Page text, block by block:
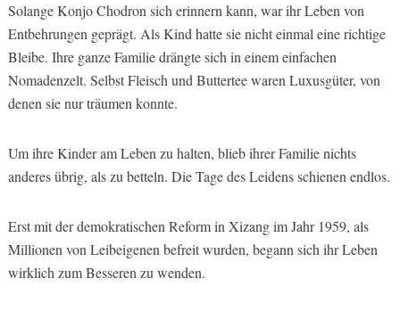
Solange Konjo Chodron sich erinnern kann, war ihr Leben von
Entbehrungen geprägt. Als Kind hatte sie nicht einmal eine richtige
Bleibe. Ihre ganze Familie drängte sich in einem einfachen
Nomadenzelt. Selbst Fleisch und Buttertee waren Luxusgüter, von
denen sie nur träumen konnte.
Um ihre Kinder am Leben zu halten, blieb ihrer Familie nichts
anderes übrig, als zu betteln. Die Tage des Leidens schienen endlos.
Erst mit der demokratischen Reform in Xizang im Jahr 1959, als
Millionen von Leibeigenen befreit wurden, begann sich ihr Leben
wirklich zum Besseren zu wenden.